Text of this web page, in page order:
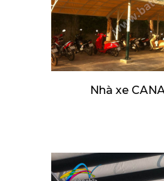
Nhà xe